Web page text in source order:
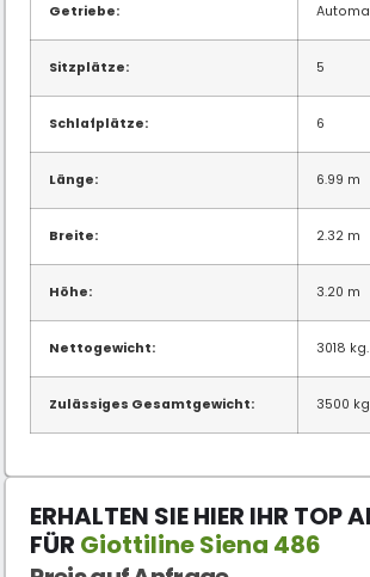
Getriebe:
Sitzplätze: 5
Schlafplätze: 6
Länge: 6.99 m
Breite: 2.32 m
Höhe: 3.20 m
Nettogewicht: 3018 kg.
Zulässiges Gesamtgewicht: 3500
ERHALTEN SIE HIER IHR TOP
FÜR Giottiline Siena 486